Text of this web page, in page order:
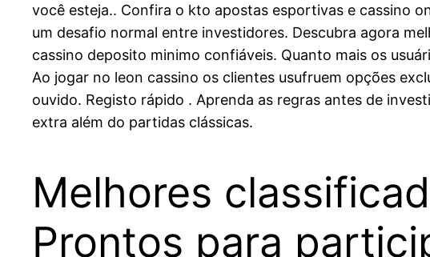
você esteja.. Confira o kto apostas esportivas e cassino
um desafio normal entre investidores. Descubra agora
cassino deposito minimo confiáveis. Quanto mais os
Ao jogar no leon cassino os clientes usufruem opções
ouvido. Registo rápido . Aprenda as regras antes de
extra além do partidas clássicas.
Melhores
Prontos para